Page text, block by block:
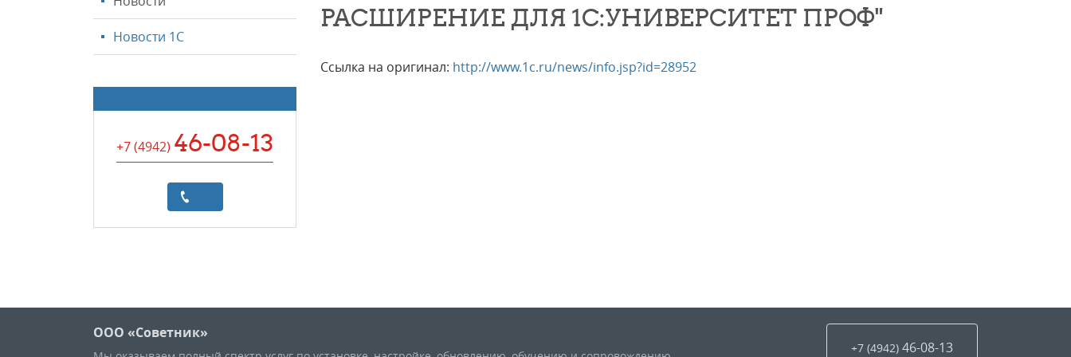
Новости 1С
+7 (4942) 46-08-13
РАСШИРЕНИЕ ДЛЯ 1С:УНИВЕРСИТЕТ ПРОФ"
Ссылка на оригинал: http://www.1c.ru/news/info.jsp?id=28952
ООО «Советник»
+7 (4942) 46-08-13